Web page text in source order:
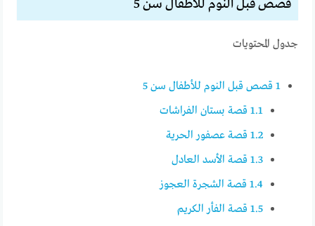
قصص قبل النوم للأطفال سن 5
جدول المحتويات
1 قصص قبل النوم للأطفال سن 5
1.1 قصة بستان الفراشات
1.2 قصة عصفور الحرية
1.3 قصة الأسد العادل
1.4 قصة الشجرة العجوز
1.5 قصة الفأر الكريم